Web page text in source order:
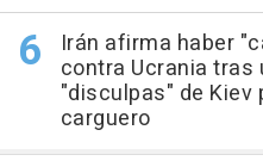
Irán afirma haber
contra Ucrania
"disculpas" de Kiev
carguero